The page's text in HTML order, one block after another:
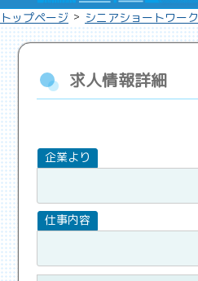
トップページ > シニアショートワーク
求人情報詳細